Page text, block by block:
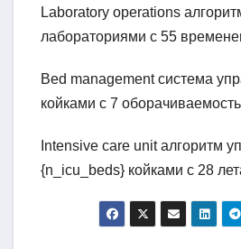
Laboratory operations
лабораториями с 55
Bed management система
койками с 7
Intensive care unit алгоритм
{n_icu_beds} койками с 28